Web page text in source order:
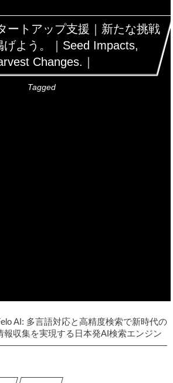
ートアップ支援｜新たな挑戦
げよう。｜Seed Impacts,
Changes.｜
Tagged
AI: 多言語対応と高精度検索で新時代の
報収集を実現する日本発AI検索エンジン